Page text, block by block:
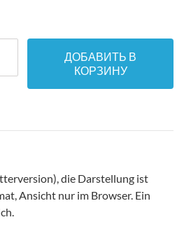
ДОБАВИТЬ В
КОРЗИНУ
die Darstellung ist
Ansicht nur im Browser. Ein